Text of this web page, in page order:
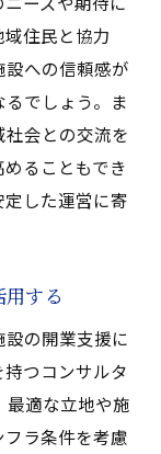
略的選定
立地選び
設設計
らす安心感
住民と協力
設への信頼感が
でしょう。ま
会との交流を
ることもでき
した運営に寄
する
の開業支援に
つコンサルタ
最適な立地や施
ラ条件を考慮